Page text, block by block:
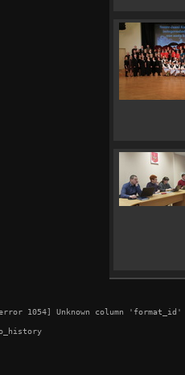
1054] Unknown column